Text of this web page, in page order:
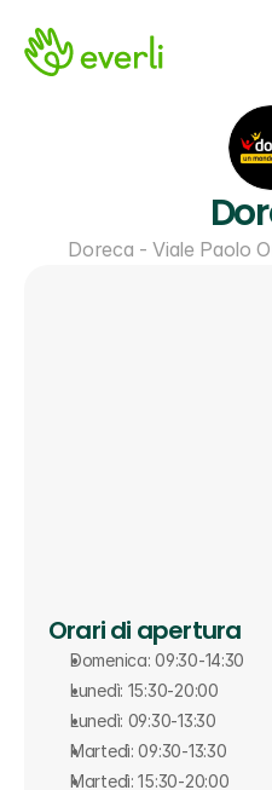
Doreca - Viale Paolo
Orari di apertura
Domenica: 09:30-14:30
Lunedì: 15:30-20:00
Lunedì: 09:30-13:30
Martedì: 09:30-13:30
Martedì: 15:30-20:00